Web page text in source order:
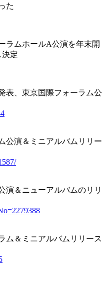
た
ラムホールA公演を年末開
決定
表、東京国際フォーラム公
公演＆ミニアルバムリリー
演＆ニューアルバムのリリ
ム＆ミニアルバムリリース